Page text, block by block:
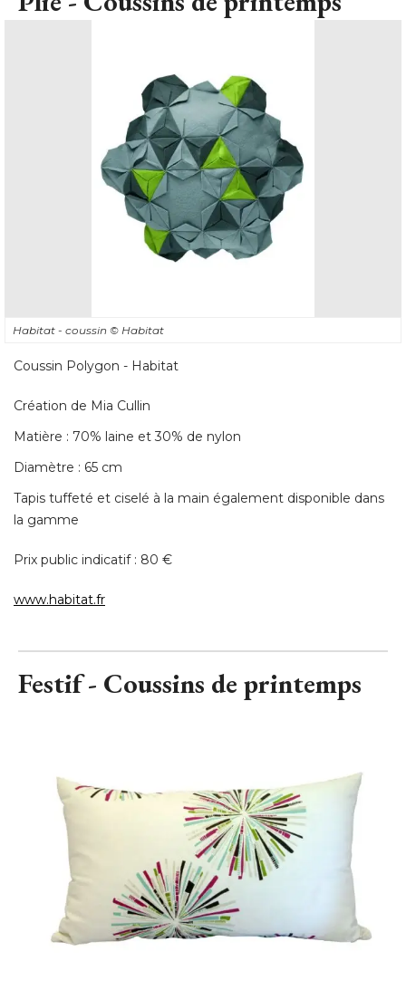
Habitat - coussin © Habitat
Coussin Polygon - Habitat
Création de Mia Cullin
Matière : 70% laine et 30% de nylon
Diamètre : 65 cm
Tapis tuffeté et ciselé à la main également disponible dans
la gamme
Prix public indicatif : 80 €
www.habitat.fr
Festif - Coussins de printemps